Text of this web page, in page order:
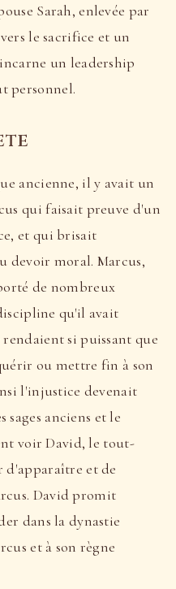
Sarah, enlevée par
le sacrifice et un
un leadership
personnel.
ancienne, il y avait un
qui faisait preuve d'un
et qui brisait
devoir moral. Marcus,
de nombreux
qu'il avait
rendaient si puissant que
ou mettre fin à son
l'injustice devenait
sages anciens et le
voir David, le tout-
d'apparaître et de
David promit
dans la dynastie
et à son règne